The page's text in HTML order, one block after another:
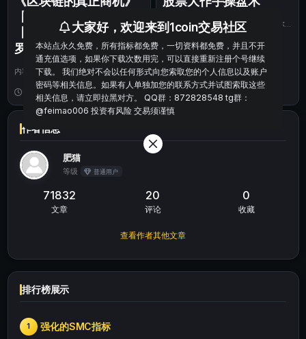
【加】大卫·弗隆；
【法】克里斯托夫·乌聚
罗;李玮译
内容简介： 随着数字化转型的迫切需
求，像大数据一样，区块链将会全面重
塑你的业务，...
2 年前 29 0
作品简介 在本书中，杰西、利弗莫尔
详细完整地介绍了自创的“利弗莫尔市
场方法”，其...
2 年前 78 0
作者信息
肥猫
等级 普通用户
71832
文章
20
评论
0
收藏
查看作者其他文章
排行榜展示
1 强化的SMC指标
大家好，欢迎来到1coin交易社区
本站点永久免费，所有指标都免费，一切资料都免费，并且不开
通充值选项，如果你下载次数用完，可以直接重新注册个号继续
下载。 我们绝对不会以任何形式向您索取您的个人信息以及账户
密码等相关信息。如果有人单独加您的联系方式并试图索取这些
相关信息，请立即拉黑对方。 QQ群：872828548 tg群：
@feimao006 投资有风险 交易须谨慎